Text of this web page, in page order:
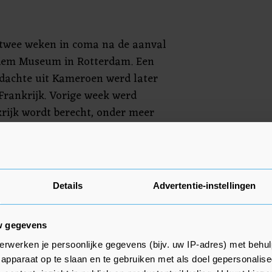
Details Advertentie-instellingen
gegevens
je persoonlijke gegevens (bijv. uw IP-adres) met
op te slaan en te gebruiken met als doel
weken in coma na de aanval
Museum in Rotterdam. Een
uit Kameroen werd later
Vorige week werd
wordt berecht, onder meer
op zijn hoofd gooide. Hij zegt
te voelen, maar ook
35.000 euro op.